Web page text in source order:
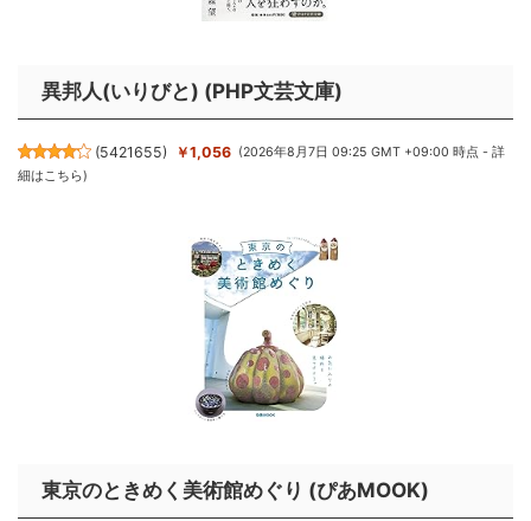
異邦人(いりびと) (PHP文芸文庫)
(5421655) ￥1,056 (2026年8月7日 09:25 GMT +09:00 時点 -詳
細はこちら)
東京のときめく美術館めぐり (ぴあMOOK)